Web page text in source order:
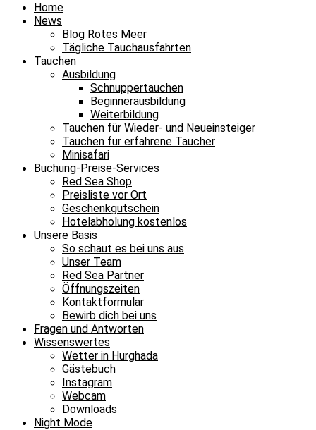
Home
News
Blog Rotes Meer
Tägliche Tauchausfahrten
Tauchen
Ausbildung
Schnuppertauchen
Beginnerausbildung
Weiterbildung
Tauchen für Wieder- und Neueinsteiger
Tauchen für erfahrene Taucher
Minisafari
Buchung-Preise-Services
Red Sea Shop
Preisliste vor Ort
Geschenkgutschein
Hotelabholung kostenlos
Unsere Basis
So schaut es bei uns aus
Unser Team
Red Sea Partner
Öffnungszeiten
Kontaktformular
Bewirb dich bei uns
Fragen und Antworten
Wissenswertes
Wetter in Hurghada
Gästebuch
Instagram
Webcam
Downloads
Night Mode